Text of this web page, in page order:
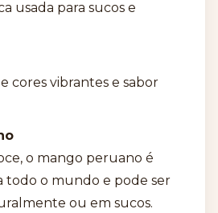
usada para sucos e
cores vibrantes e sabor
o mango peruano é
todo o mundo e pode ser
ou em sucos.